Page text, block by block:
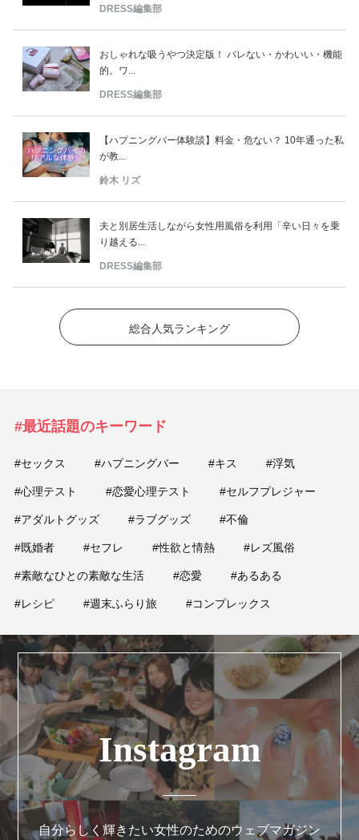
DRESS編集部
おしゃれな吸うやつ決定版！ バレない・かわいい・機能
的。ワ...
DRESS編集部
【ハプニングバー体験談】料金・危ない？ 10年通った私
が教...
鈴木 リズ
夫と別居生活しながら女性用風俗を利用「辛い日々を乗
り越える...
DRESS編集部
総合人気ランキング
#最近話題のキーワード
#セックス #ハプニングバー #キス #浮気
#心理テスト #恋愛心理テスト #セルフプレジャー
#アダルトグッズ #ラブグッズ #不倫
#既婚者 #セフレ #性欲と情熱 #レズ風俗
#素敵なひとの素敵な生活 #恋愛 #あるある
#レシピ #週末ふらり旅 #コンプレックス
Instagram
自分らしく輝きたい女性のためのウェブマガジン